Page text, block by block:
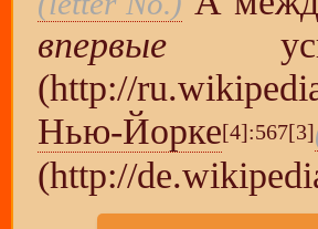
впервые
Нью-Йорке[4]:567[3]